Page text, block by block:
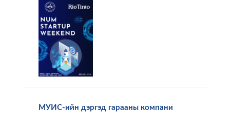
МУИС-ийн дэргэд гарааны компани